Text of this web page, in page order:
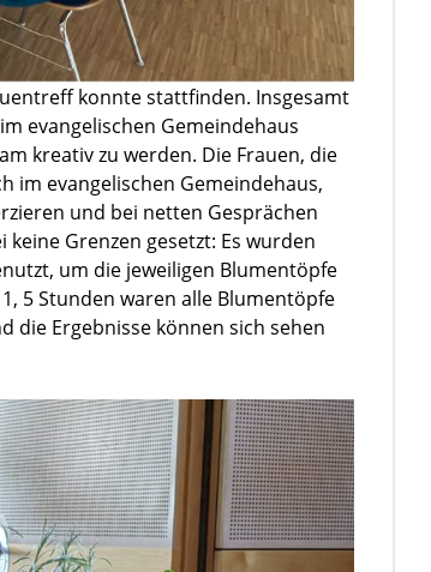
konnte stattfinden. Insgesamt
evangelischen Gemeindehaus
kreativ zu werden. Die Frauen, die
im evangelischen Gemeindehaus,
und bei netten Gesprächen
Grenzen gesetzt: Es wurden
um die jeweiligen Blumentöpfe
5 Stunden waren alle Blumentöpfe
die Ergebnisse können sich sehen